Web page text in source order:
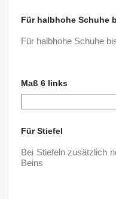
Für halbhohe Schuhe
Für halbhohe Schuhe
Maß 6 links
Für Stiefel
Bei Stiefeln zusätzlich
Beins